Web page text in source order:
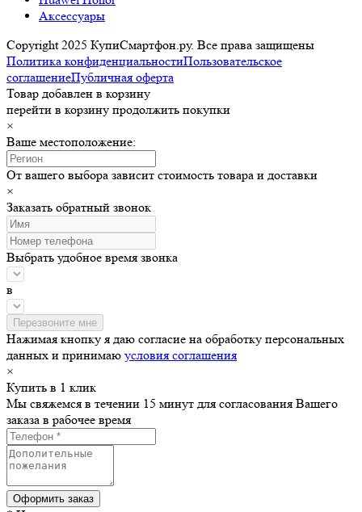
Аксессуары
Copyright 2025 КупиСмартфон.ру. Все права защищены
Политика конфиденциальностиПользовательское
соглашениеПубличная оферта
Товар добавлен в корзину
перейти в корзину продолжить покупки
×
Ваше местоположение:
От вашего выбора зависит стоимость товара и доставки
×
Заказать обратный звонок
Выбрать удобное время звонка
в
Нажимая кнопку я даю согласие на обработку персональных
данных и принимаю условия соглашения
×
Купить в 1 клик
Мы свяжемся в течении 15 минут для согласования Вашего
заказа в рабочее время